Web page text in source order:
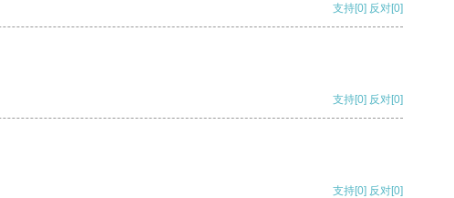
支持[0] 反对[0]
支持[0] 反对[0]
支持[0] 反对[0]